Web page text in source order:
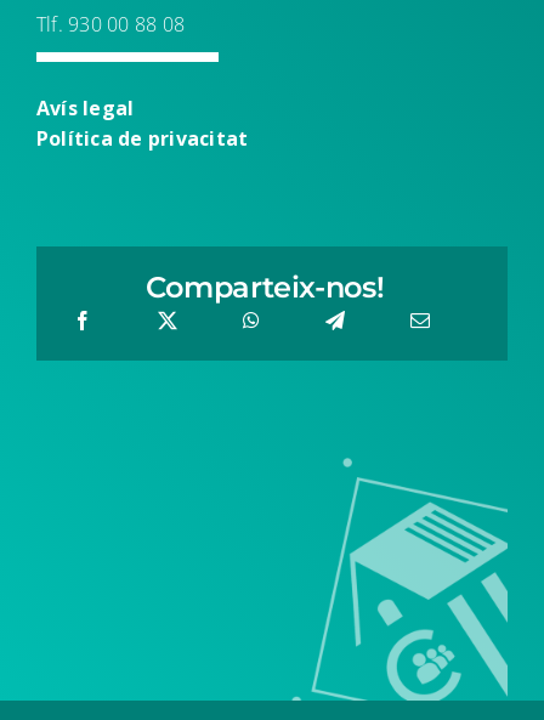
Tlf. 930 00 88 08
Avís legal
Política de privacitat
Comparteix-nos!